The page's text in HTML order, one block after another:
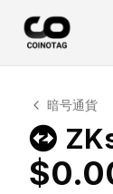
ZKsync テ
ZKsync 現
暗号通貨